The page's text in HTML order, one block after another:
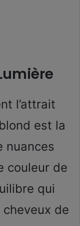
l’attrait
est la
nuances
couleur de
qui
de